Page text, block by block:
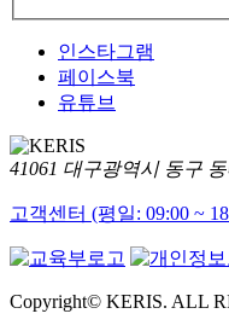
인스타그램
페이스북
유튜브
41061 대구광역시 동구
고객센터 (평일: 09:00 ~
Copyright© KERIS. ALL